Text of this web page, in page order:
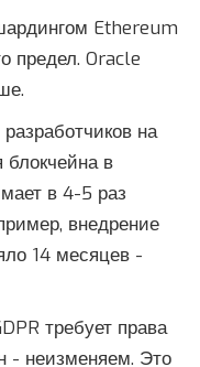
Ethereum
предел. Oracle
на
блокчейна в
в 4-5 раз
внедрение
14 месяцев -
требует права
- неизменяем. Это